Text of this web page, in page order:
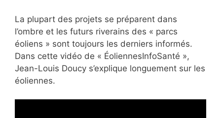
La plupart des projets se préparent dans
l’ombre et les futurs riverains des « parcs
éoliens » sont toujours les derniers informés.
Dans cette vidéo de « ÉoliennesInfoSanté »,
Jean-Louis Doucy s’explique longuement sur les
éoliennes.